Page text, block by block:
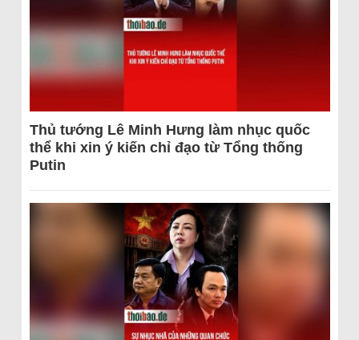
Thủ tướng Lê Minh Hưng làm nhục quốc
thể khi xin ý kiến chỉ đạo từ Tổng thống
Putin